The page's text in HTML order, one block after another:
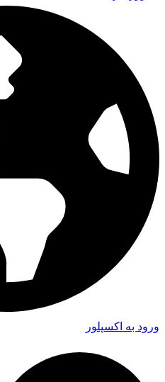
ورود به اکسپلور